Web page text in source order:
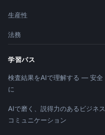
生産性
法務
学習パス
検査結果をAIで理解する — 安全
に
AIで磨く、説得力のあるビジネス
コミュニケーション